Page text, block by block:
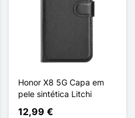
Honor X8 5G Capa em
pele sintética Litchi
12,99 €